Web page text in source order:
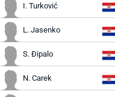
I. Turković
L. Jasenko
S. Đipalo
N. Carek